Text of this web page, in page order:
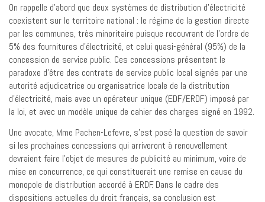
On rappelle d’abord que deux systèmes de distribution d’électricité
coexistent sur le territoire national : le régime de la gestion directe
par les communes, très minoritaire puisque recouvrant de l’ordre de
5% des fournitures d’électricité, et celui quasi-général (95%) de la
concession de service public. Ces concessions présentent le
paradoxe d’être des contrats de service public local signés par une
autorité adjudicatrice ou organisatrice locale de la distribution
d’électricité, mais avec un opérateur unique (EDF/ERDF) imposé par
la loi, et avec un modèle unique de cahier des charges signé en 1992.
Une avocate, Mme Pachen-Lefevre, s’est posé la question de savoir
si les prochaines concessions qui arriveront à renouvellement
devraient faire l’objet de mesures de publicité au minimum, voire de
mise en concurrence, ce qui constituerait une remise en cause du
monopole de distribution accordé à ERDF. Dans le cadre des
dispositions actuelles du droit français, sa conclusion est